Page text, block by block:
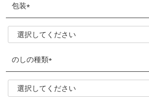
包装
(必
須)
のしの種類
(必
須)